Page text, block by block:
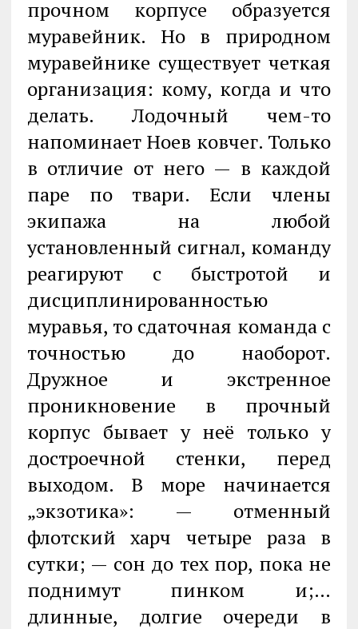
прочном корпусе образуется
муравейник. Но в природном
муравейнике существует четкая
организация: кому, когда и что
делать. Лодочный чем-то
напоминает Ноев ковчег. Только
в отличие от него — в каждой
паре по твари. Если члены
экипажа на любой
установленный сигнал, команду
реагируют с быстротой и
дисциплинированностью
муравья, то сдаточная команда с
точностью до наоборот.
Дружное и экстренное
проникновение в прочный
корпус бывает у неё только у
достроечной стенки, перед
выходом. В море начинается
„экзотика»: — отменный
флотский харч четыре раза в
сутки; — сон до тех пор, пока не
поднимут пинком и;…
длинные, долгие очереди в